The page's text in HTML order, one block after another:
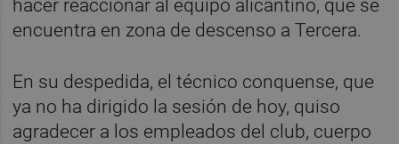
hacer reaccionar al equipo alicantino, que se
encuentra en zona de descenso a Tercera.
En su despedida, el técnico conquense, que
ya no ha dirigido la sesión de hoy, quiso
agradecer a los empleados del club, cuerpo